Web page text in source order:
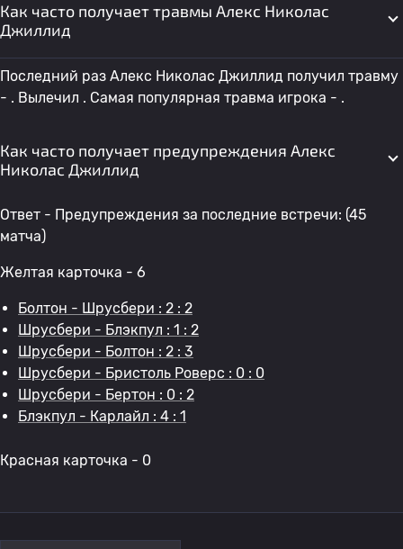
Как часто получает травмы Алекс Николас
Джиллид
Последний раз Алекс Николас Джиллид получил травму
- . Вылечил . Самая популярная травма игрока - .
Как часто получает предупреждения Алекс
Николас Джиллид
Ответ - Предупреждения за последние встречи: (45
матча)
Желтая карточка - 6
Болтон - Шрусбери : 2 : 2
Шрусбери - Блэкпул : 1 : 2
Шрусбери - Болтон : 2 : 3
Шрусбери - Бристоль Роверс : 0 : 0
Шрусбери - Бертон : 0 : 2
Блэкпул - Карлайл : 4 : 1
Красная карточка - 0